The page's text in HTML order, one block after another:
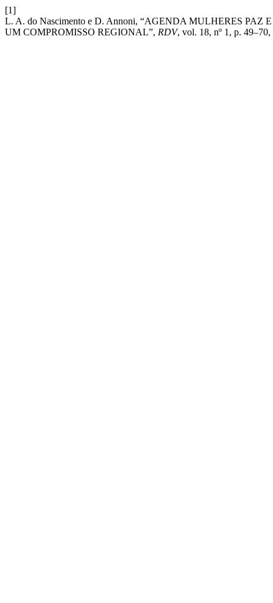
[1]
L. A. do Nascimento e D. Annoni, “AGENDA MULHERES
UM COMPROMISSO REGIONAL”, RDV, vol. 18, nº 1, p. 49–70,